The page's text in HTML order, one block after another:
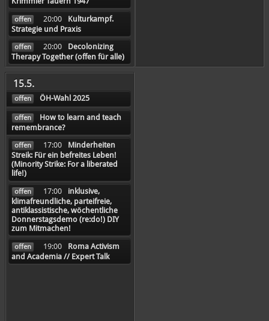
offen 20:00
Kulturkampf.
Strategie und Praxis
offen 20:00
Decolonizing
Therapy Together (offen für alle)
15.5.
offen ÖH-Wahl 2025
offen
How to learn and teach
remembrance?
offen 17:00
Minderheiten
Streik: Für ein befreites Leben!
(Minority Strike: For a liberated
life!)
offen 17:00
inklusive,
klimafreundliche, parteifreie,
antiklassistische, wöchentliche
Donnerstagsdemo (re:do!) DIY
zum Mitmachen!
offen 19:00
Roma Activism
and Academia // Expert Talk